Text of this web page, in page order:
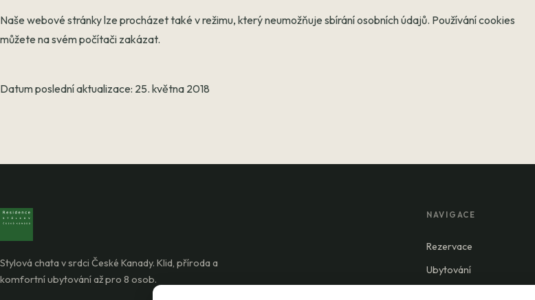
Naše webové stránky lze procházet také v režimu, který neumožňuje sbírání osobních údajů. Používání cookies
můžete na svém počítači zakázat.
Datum poslední aktualizace: 25. května 2018
Stylová chata v srdci České Kanady. Klid, příroda a
komfortní ubytování až pro 8 osob.
NAVIGACE
Rezervace
Ubytování